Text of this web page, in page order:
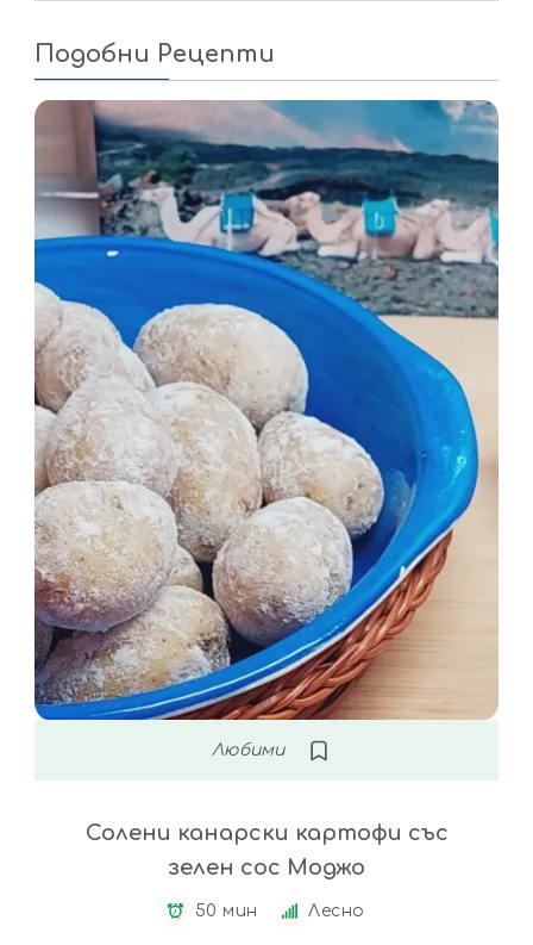
Подобни Рецепти
Любими
Солени канарски картофи със
зелен сос Моджо
50 мин Лесно